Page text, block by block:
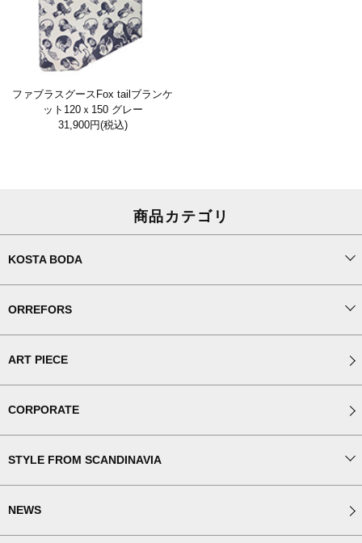
ファブラスグースFox tailブランケ
ット120ｘ150 グレー
31,900円(税込)
商品カテゴリ
KOSTA BODA
ORREFORS
ART PIECE
CORPORATE
STYLE FROM SCANDINAVIA
NEWS